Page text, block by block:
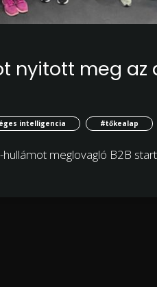
nyitott meg az
intelligencia #tőkealap
meglovagló B2B